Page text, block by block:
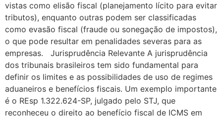
vistas como elisão fiscal (planejamento lícito para evitar
tributos), enquanto outras podem ser classificadas
como evasão fiscal (fraude ou sonegação de impostos),
o que pode resultar em penalidades severas para as
empresas. Jurisprudência Relevante A jurisprudência
dos tribunais brasileiros tem sido fundamental para
definir os limites e as possibilidades de uso de regimes
aduaneiros e benefícios fiscais. Um exemplo importante
é o REsp 1.322.624-SP, julgado pelo STJ, que
reconheceu o direito ao benefício fiscal de ICMS em